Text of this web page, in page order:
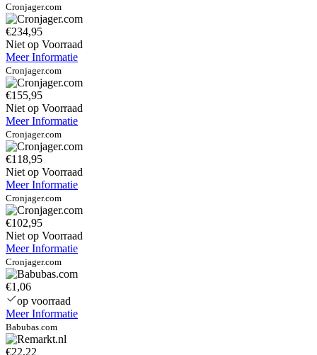
Cronjager.com
€234,95
Niet op Voorraad
Meer Informatie
Cronjager.com
€155,95
Niet op Voorraad
Meer Informatie
Cronjager.com
€118,95
Niet op Voorraad
Meer Informatie
Cronjager.com
€102,95
Niet op Voorraad
Meer Informatie
Cronjager.com
€1,06
op voorraad
Meer Informatie
Babubas.com
€22,22